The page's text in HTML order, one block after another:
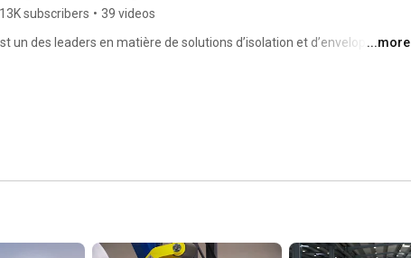
subscribers • 39 videos
un des leaders en matière de solutions d’isolation et d’enveloppe du
...more